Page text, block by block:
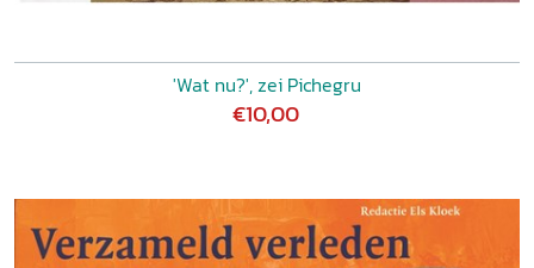
'Wat nu?', zei Pichegru
€10,00